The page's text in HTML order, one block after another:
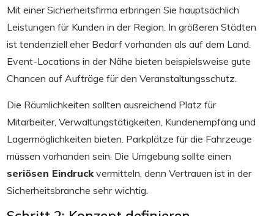
Mit einer Sicherheitsfirma erbringen Sie hauptsächlich
Leistungen für Kunden in der Region. In größeren Städten
ist tendenziell eher Bedarf vorhanden als auf dem Land.
Event-Locations in der Nähe bieten beispielsweise gute
Chancen auf Aufträge für den Veranstaltungsschutz.
Die Räumlichkeiten sollten ausreichend Platz für
Mitarbeiter, Verwaltungstätigkeiten, Kundenempfang und
Lagermöglichkeiten bieten. Parkplätze für die Fahrzeuge
müssen vorhanden sein. Die Umgebung sollte einen
seriösen Eindruck vermitteln, denn Vertrauen ist in der
Sicherheitsbranche sehr wichtig.